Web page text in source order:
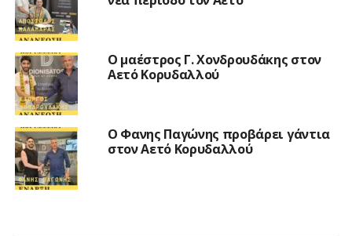
Ο μαέστρος Γ. Χονδρουδάκης στον
Αετό Κορυδαλλού
Ο Φανης Παγώνης προβάρει γάντια
στον Αετό Κορυδαλλού